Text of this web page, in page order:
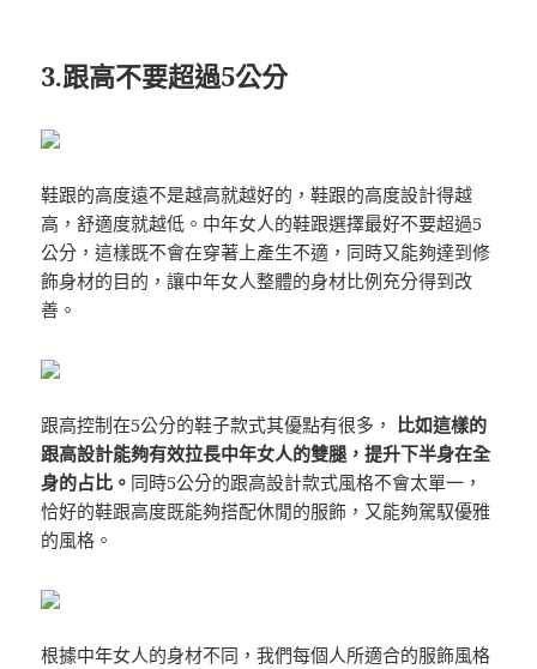
3.跟高不要超過5公分
鞋跟的高度遠不是越高就越好的，鞋跟的高度設計得越
高，舒適度就越低。中年女人的鞋跟選擇最好不要超過5
公分，這樣既不會在穿著上產生不適，同時又能夠達到修
飾身材的目的，讓中年女人整體的身材比例充分得到改
善。
跟高控制在5公分的鞋子款式其優點有很多， 比如這樣的
跟高設計能夠有效拉長中年女人的雙腿，提升下半身在全
身的占比。 同時5公分的跟高設計款式風格不會太單一，
恰好的鞋跟高度既能夠搭配休閒的服飾，又能夠駕馭優雅
的風格。
根據中年女人的身材不同，我們每個人所適合的服飾風格